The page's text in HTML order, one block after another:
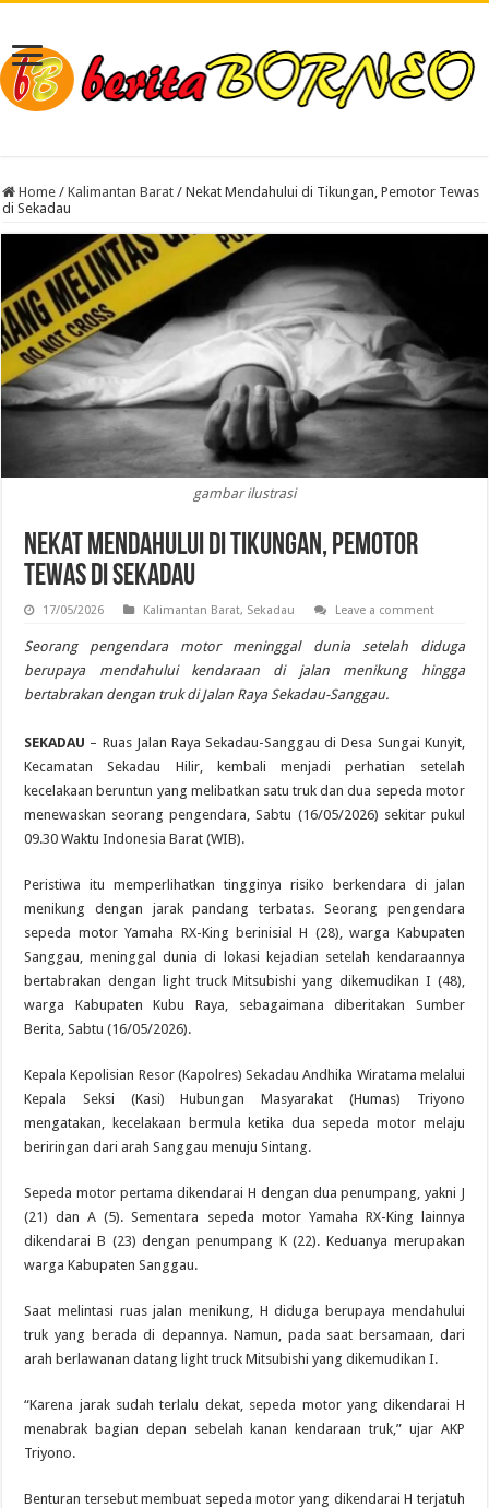
Home / Kalimantan Barat / Nekat Mendahului di Tikungan, Pemotor Tewas
di Sekadau
gambar ilustrasi
Nekat Mendahului di Tikungan, Pemotor
Tewas di Sekadau
17/05/2026 Kalimantan Barat, Sekadau Leave a comment
Seorang pengendara motor meninggal dunia setelah diduga
berupaya mendahului kendaraan di jalan menikung hingga
bertabrakan dengan truk di Jalan Raya Sekadau-Sanggau.
SEKADAU – Ruas Jalan Raya Sekadau-Sanggau di Desa Sungai Kunyit,
Kecamatan Sekadau Hilir, kembali menjadi perhatian setelah
kecelakaan beruntun yang melibatkan satu truk dan dua sepeda motor
menewaskan seorang pengendara, Sabtu (16/05/2026) sekitar pukul
09.30 Waktu Indonesia Barat (WIB).
Peristiwa itu memperlihatkan tingginya risiko berkendara di jalan
menikung dengan jarak pandang terbatas. Seorang pengendara
sepeda motor Yamaha RX-King berinisial H (28), warga Kabupaten
Sanggau, meninggal dunia di lokasi kejadian setelah kendaraannya
bertabrakan dengan light truck Mitsubishi yang dikemudikan I (48),
warga Kabupaten Kubu Raya, sebagaimana diberitakan Sumber
Berita, Sabtu (16/05/2026).
Kepala Kepolisian Resor (Kapolres) Sekadau Andhika Wiratama melalui
Kepala Seksi (Kasi) Hubungan Masyarakat (Humas) Triyono
mengatakan, kecelakaan bermula ketika dua sepeda motor melaju
beriringan dari arah Sanggau menuju Sintang.
Sepeda motor pertama dikendarai H dengan dua penumpang, yakni J
(21) dan A (5). Sementara sepeda motor Yamaha RX-King lainnya
dikendarai B (23) dengan penumpang K (22). Keduanya merupakan
warga Kabupaten Sanggau.
Saat melintasi ruas jalan menikung, H diduga berupaya mendahului
truk yang berada di depannya. Namun, pada saat bersamaan, dari
arah berlawanan datang light truck Mitsubishi yang dikemudikan I.
“Karena jarak sudah terlalu dekat, sepeda motor yang dikendarai H
menabrak bagian depan sebelah kanan kendaraan truk,” ujar AKP
Triyono.
Benturan tersebut membuat sepeda motor yang dikendarai H terjatuh